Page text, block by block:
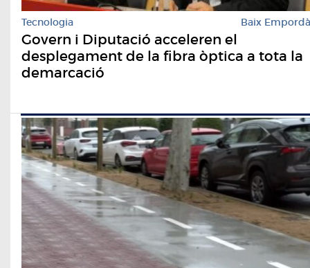
Tecnologia Baix Empordà
Govern i Diputació acceleren el
desplegament de la fibra òptica a tota la
demarcació